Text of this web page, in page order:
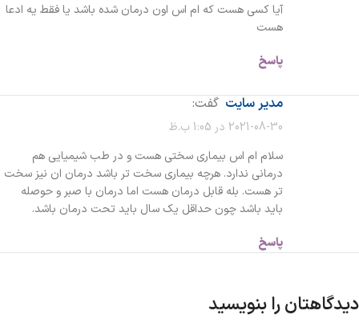
آیا کسی هست که ام اس اون درمان شده باشد یا فقط یه ادعا
هست
پاسخ
مدیر سایت گفت:
2021-08-30 در 1:05 ب.ظ
سلام ام اس بیماری سختی هست و در طب شیمیایی هم
درمانی ندارد. هرچه بیماری سخت تر باشد درمان ان نیز سخت
تر هست. بله قابل درمان هست اما درمان با صبر و حوصله
باید باشد چون حداقل یک سال باید تحت درمان باشد.
پاسخ
دیدگاهتان را بنویسید